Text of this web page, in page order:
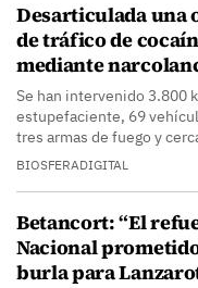
Desarticulada una
de tráfico de
mediante
Se han intervenido 3.800
estupefaciente, 69
tres armas de fuego y
BIOSFERADIGITAL
Betancort: “El
Nacional
burla para